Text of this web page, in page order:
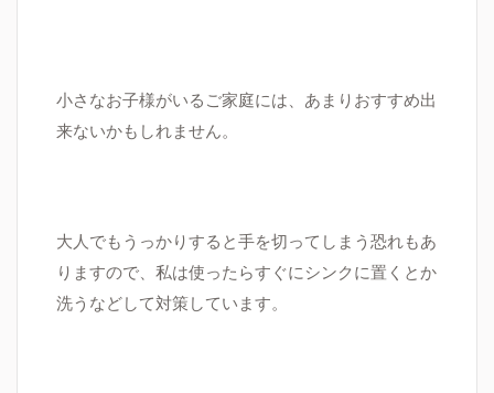
小さなお子様がいるご家庭には、あまりおすすめ出
来ないかもしれません。
大人でもうっかりすると手を切ってしまう恐れもあ
りますので、私は使ったらすぐにシンクに置くとか
洗うなどして対策しています。